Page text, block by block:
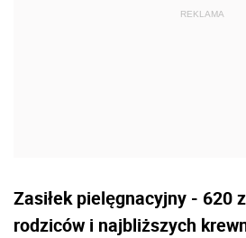
Zasiłek pielęgnacyjny - 620
rodziców i najbliższych